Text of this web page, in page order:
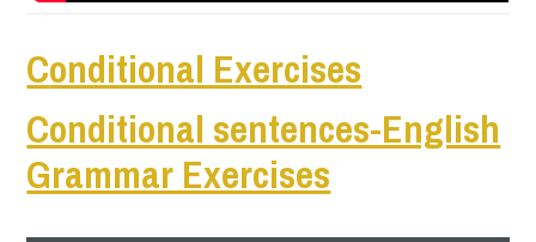
Conditional Exercises
Conditional sentences-English
Grammar Exercises